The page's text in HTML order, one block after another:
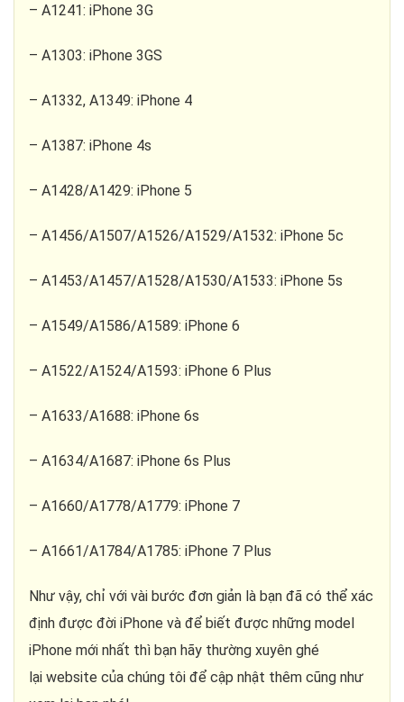
– A1241: iPhone 3G
– A1303: iPhone 3GS
– A1332, A1349: iPhone 4
– A1387: iPhone 4s
– A1428/A1429: iPhone 5
– A1456/A1507/A1526/A1529/A1532: iPhone 5c
– A1453/A1457/A1528/A1530/A1533: iPhone 5s
– A1549/A1586/A1589: iPhone 6
– A1522/A1524/A1593: iPhone 6 Plus
– A1633/A1688: iPhone 6s
– A1634/A1687: iPhone 6s Plus
– A1660/A1778/A1779: iPhone 7
– A1661/A1784/A1785: iPhone 7 Plus
Như vậy, chỉ với vài bước đơn giản là bạn đã có thể xác
định được đời iPhone và để biết được những model
iPhone mới nhất thì bạn hãy thường xuyên ghé
lại website của chúng tôi để cập nhật thêm cũng như